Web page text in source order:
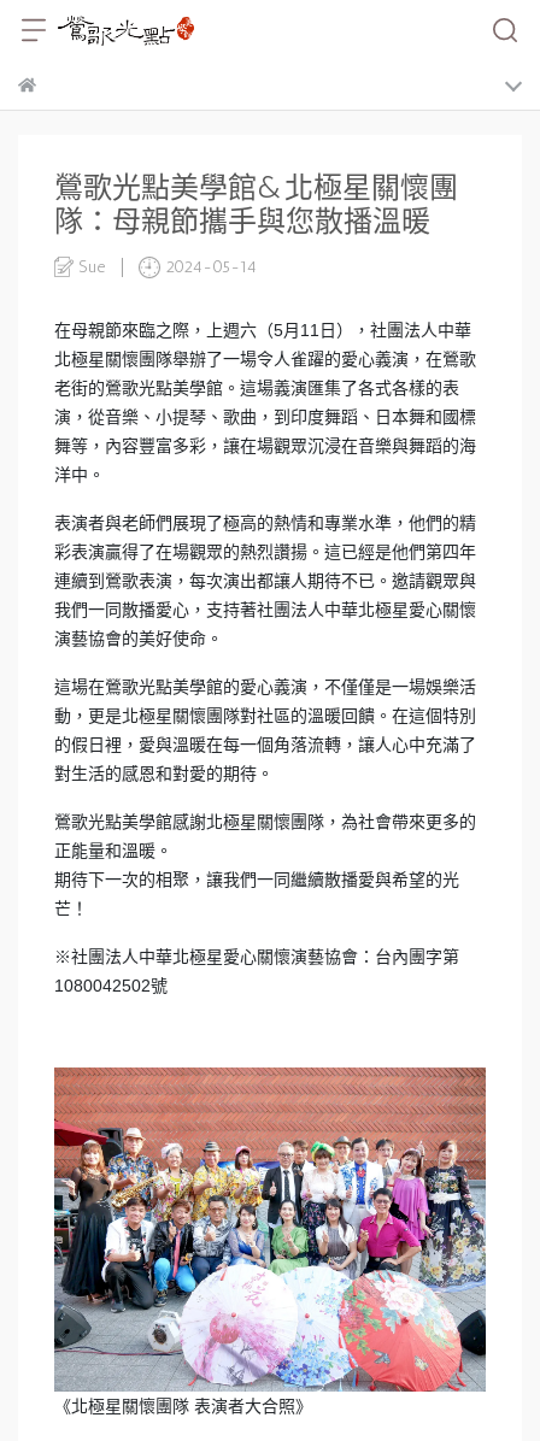
鶯歌光點美學館&北極星關懷團
隊：母親節攜手與您散播溫暖
Sue 2024-05-14
在母親節來臨之際，上週六（5月11日），社團法人中華
北極星關懷團隊舉辦了一場令人雀躍的愛心義演，在鶯歌
老街的鶯歌光點美學館。這場義演匯集了各式各樣的表
演，從音樂、小提琴、歌曲，到印度舞蹈、日本舞和國標
舞等，內容豐富多彩，讓在場觀眾沉浸在音樂與舞蹈的海
洋中。
表演者與老師們展現了極高的熱情和專業水準，他們的精
彩表演贏得了在場觀眾的熱烈讚揚。這已經是他們第四年
連續到鶯歌表演，每次演出都讓人期待不已。邀請觀眾與
我們一同散播愛心，支持著社團法人中華北極星愛心關懷
演藝協會的美好使命。
這場在鶯歌光點美學館的愛心義演，不僅僅是一場娛樂活
動，更是北極星關懷團隊對社區的溫暖回饋。在這個特別
的假日裡，愛與溫暖在每一個角落流轉，讓人心中充滿了
對生活的感恩和對愛的期待。
鶯歌光點美學館感謝北極星關懷團隊，為社會帶來更多的
正能量和溫暖。
期待下一次的相聚，讓我們一同繼續散播愛與希望的光
芒！
※社團法人中華北極星愛心關懷演藝協會：台內團字第
1080042502號
《北極星關懷團隊 表演者大合照》